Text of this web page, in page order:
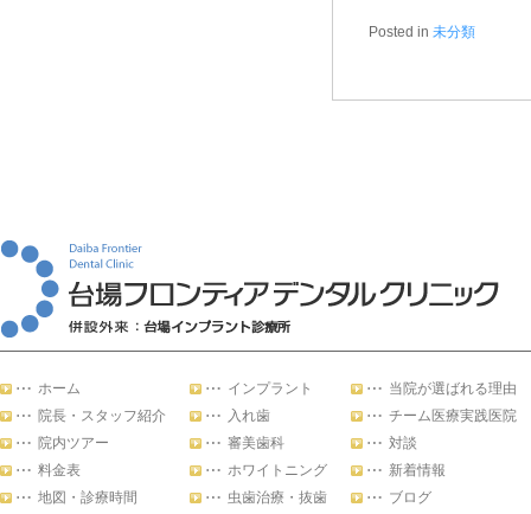
Posted in 未分類
ホーム
院長・スタッフ紹介
院内ツアー
料金表
地図・診療時間
インプラント
入れ歯
審美歯科
ホワイトニング
虫歯治療・抜歯
当院が選ばれる理由
チーム医療実践医院
対談
新着情報
ブログ